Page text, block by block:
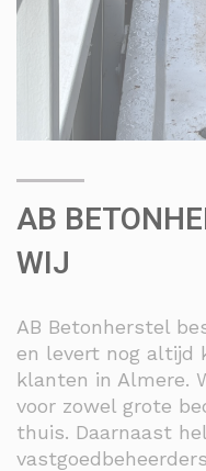
AB
WIJ
AB Betonherstel
en levert nog altijd
klanten in Almere.
voor zowel grote
thuis. Daarnaast